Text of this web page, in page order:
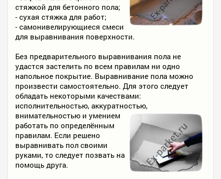
стяжкой для бетонного пола;
- сухая стяжка для работ;
- самонивелирующиеся смеси
для выравнивания поверхности.
Без предварительного выравнивания пола не
удастся застелить по всем правилам ни одно
напольное покрытие. Выравнивание пола можно
произвести самостоятельно. Для этого следует
обладать некоторыми качествами:
исполнительностью, аккуратностью,
внимательностью и умением
работать по определённым
правилам. Если решено
выравнивать пол своими
руками, то следует позвать на
помощь друга.